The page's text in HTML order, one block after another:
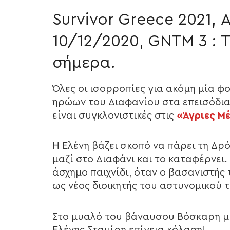
Survivor Greece 2021,
10/12/2020, GNTM 3 :
σήμερα.
Όλες οι ισορροπίες για ακόμη μία
ηρώων του Διαφανίου στα επεισόδια
είναι συγκλονιστικές στις «Άγριες
Η Ελένη βάζει σκοπό να πάρει τη
μαζί στο Διαφάνι και το
άσχημο παιχνίδι, όταν ο
ως νέος διοικητής του αστυνομικού
Στο μυαλό του βάναυσου Βόσκαρη